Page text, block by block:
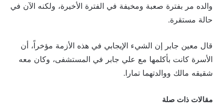
والده مر بفترة صعبة ومخيفة في الفترة الأخيرة، ولكنه الآن في
حالة مستقرة.
قال معين جابر إن الشيء الإيجابي في هذه الأزمة مؤخراً، أن
الأسرة كانت بأكلمها مع علي جابر في المستشفى، وكان معه
شقيقه مالك ووالدتهما تمارا.
مقالات ذات صلة